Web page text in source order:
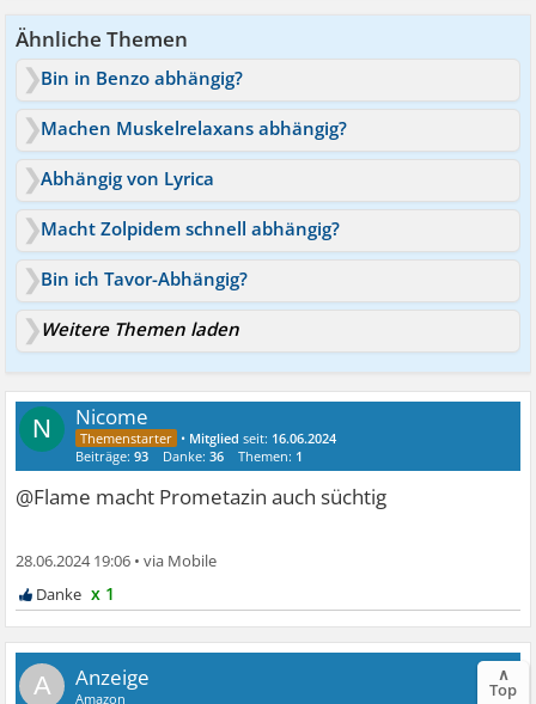
Ähnliche Themen
Bin in Benzo abhängig?
Machen Muskelrelaxans abhängig?
Abhängig von Lyrica
Macht Zolpidem schnell abhängig?
Bin ich Tavor-Abhängig?
Weitere Themen laden
N Nicome
• Mitglied seit: 16.06.2024
Beiträge:93 Danke:36 Themen: 1
@Flame macht Prometazin auch süchtig
28.06.2024 19:06 •
x 1
A ∧
Top